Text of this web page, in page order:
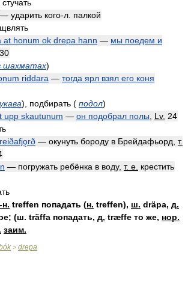
— ударить кого-л. палкой
at honum ok drepa hann — мы поедем и
шахматах)
riddara — тогда ярл взял его коня
) , подбирать ( подол)
upp skautunum — он подобрал полы Lv. 24
— окунуть бороду в Брейдафьорд, т.
— погружать ребёнка в воду, т. е. крестить
н. treffen попадать (н. treffen), ш. dräpa, д.
(ш. träffa попадать, д. træffe то же, нор.
заим.
> drepa